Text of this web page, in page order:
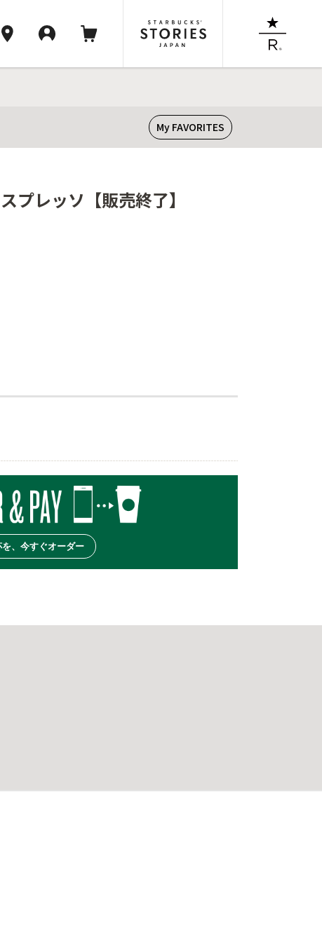
My FAVORITES
プレッソ【販売終了】
、今すぐオーダー